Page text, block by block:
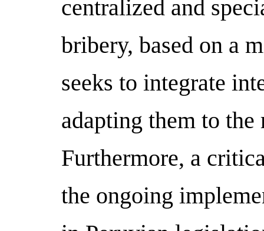
centralized and
bribery, based on a
seeks to integrate
adapting them to
Furthermore, a
the ongoing